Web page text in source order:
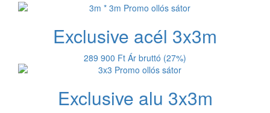
Exclusive acél 3x3m
289 900 Ft Ár bruttó (27%)
Exclusive alu 3x3m